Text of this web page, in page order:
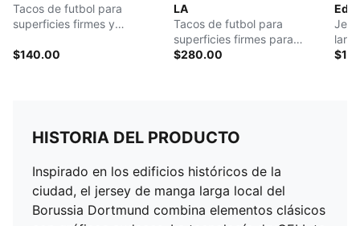
Tacos de futbol para
superficies firmes y
$140.00
LA
Tacos de futbol para
superficies firmes para
hombre
$280.00
HISTORIA DEL PRODUCTO
Inspirado en los edificios históricos de la
ciudad, el jersey de manga larga local del
Borussia Dortmund combina elementos clásicos